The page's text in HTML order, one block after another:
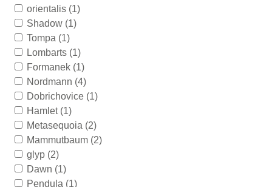
orientalis (1)
Shadow (1)
Tompa (1)
Lombarts (1)
Formanek (1)
Nordmann (4)
Dobrichovice (1)
Hamlet (1)
Metasequoia (2)
Mammutbaum (2)
glyp (2)
Dawn (1)
Pendula (1)